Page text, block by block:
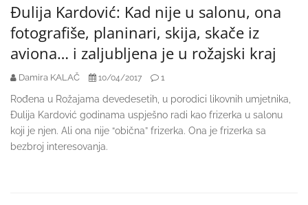
Đulija Kardović: Kad nije u salonu, ona
fotografiše, planinari, skija, skače iz
aviona… i zaljubljena je u rožajski kraj
Damira KALAČ 10/04/2017 1
Rođena u Rožajama devedesetih, u porodici likovnih umjetnika,
Đulija Kardović godinama uspješno radi kao frizerka u salonu
koji je njen. Ali ona nije “obična” frizerka. Ona je frizerka sa
bezbroj interesovanja.